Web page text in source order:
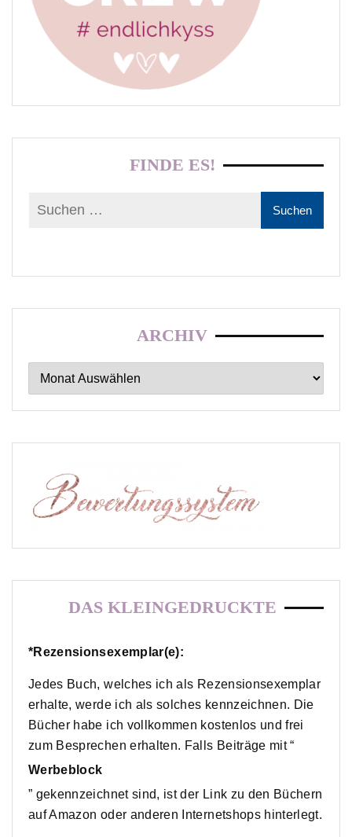
FINDE ES!
ARCHIV
Archiv
DAS KLEINGEDRUCKTE
*Rezensionsexemplar(e):
Jedes Buch, welches ich als Rezensionsexemplar
erhalte, werde ich als solches kennzeichnen. Die
Bücher habe ich vollkommen kostenlos und frei
zum Besprechen erhalten. Falls Beiträge mit “
Werbeblock
” gekennzeichnet sind, ist der Link zu den Büchern
auf Amazon oder anderen Internetshops hinterlegt.